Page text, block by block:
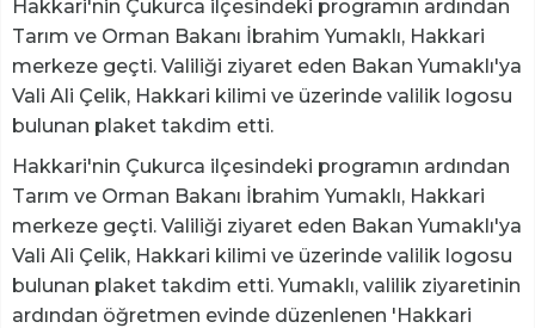
Hakkari'nin Çukurca ilçesindeki programın ardından
Tarım ve Orman Bakanı İbrahim Yumaklı, Hakkari
merkeze geçti. Valiliği ziyaret eden Bakan Yumaklı'ya
Vali Ali Çelik, Hakkari kilimi ve üzerinde valilik logosu
bulunan plaket takdim etti.
Hakkari'nin Çukurca ilçesindeki programın ardından
Tarım ve Orman Bakanı İbrahim Yumaklı, Hakkari
merkeze geçti. Valiliği ziyaret eden Bakan Yumaklı'ya
Vali Ali Çelik, Hakkari kilimi ve üzerinde valilik logosu
bulunan plaket takdim etti. Yumaklı, valilik ziyaretinin
ardından öğretmen evinde düzenlenen 'Hakkari